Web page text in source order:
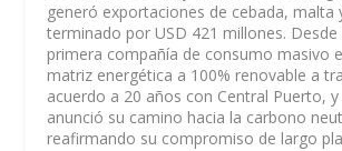
generó exportaciones de cebada, malta
terminado por USD 421 millones. Desde
primera compañía de consumo masivo
matriz energética a 100% renovable a
acuerdo a 20 años con Central Puerto,
anunció su camino hacia la carbono
reafirmando su compromiso de largo